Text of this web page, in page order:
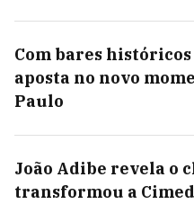
Com bares
aposta no novo
Paulo
João Adibe revela o
transformou a